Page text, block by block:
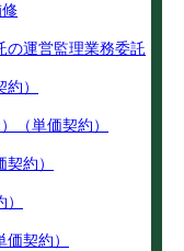
の運営監理業務委託
）
（単価契約）
約）
契約）